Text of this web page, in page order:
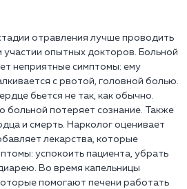
отравления лучше проводить
участии опытных докторов. Больной
неприятные симптомы: ему
с рвотой, головной болью.
бьется не так, как обычно.
больной потеряет сознание. Также
и смерть. Нарколог оценивает
лекарства, которые
успокоить пациента, убрать
Во время капельницы
помогают печени работать